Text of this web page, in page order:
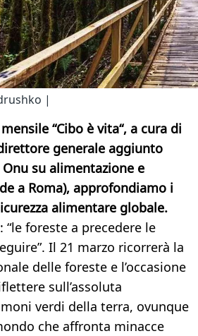
|
“Cibo è vita“, a cura di
generale aggiunto
Onu su alimentazione e
a Roma), approfondiamo i
alimentare globale.
foreste a precedere le
Il 21 marzo ricorrerà la
delle foreste e l’occasione
sull’assoluta
verdi della terra, ovunque
che affronta minacce